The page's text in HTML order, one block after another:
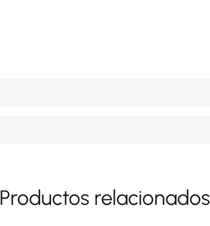
Productos relacionados